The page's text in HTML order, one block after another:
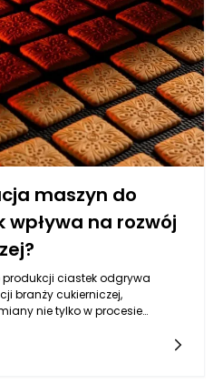
maszyn do
na rozwój
ciastek odgrywa
branży cukierniczej,
nie tylko w procesie
Współczesne maszyny do